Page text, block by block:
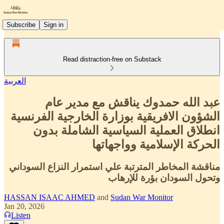
Subscribe Sign in
Read distraction-free on Substack
العربية
عبد الله حمدوك يناقش مع مدير عام
الشؤون الافريقية بوزارة الخارجية الفرنسية
انطلاق العملية السياسية الشاملة بدون
الحركة الإسلامية وواجهاتها
مناقشة المخاطر المترتبة علي استمرار النزاع السوداني
وتحول السودان بؤرة للإرهاب
HASSAN ISAAC AHMED and Sudan War Monitor
Jan 20, 2026
Listen